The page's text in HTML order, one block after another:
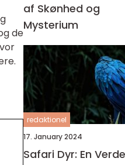
de
af Skønhed og
Mysterium
redaktionel
17. January 2024
Safari Dyr: En